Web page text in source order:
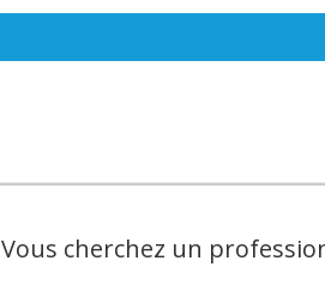
Vous cherchez un